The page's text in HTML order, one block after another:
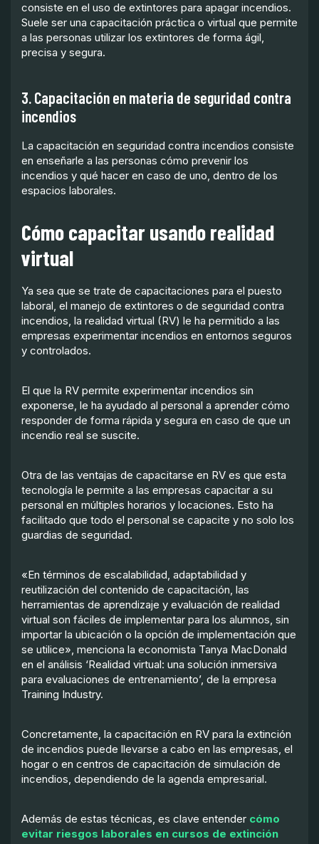
consiste en el uso de extintores para apagar incendios.
Suele ser una capacitación práctica o virtual que permite
a las personas utilizar los extintores de forma ágil,
precisa y segura.
3. Capacitación en materia de seguridad contra
incendios
La capacitación en seguridad contra incendios consiste
en enseñarle a las personas cómo prevenir los
incendios y qué hacer en caso de uno, dentro de los
espacios laborales.
Cómo capacitar usando realidad
virtual
Ya sea que se trate de capacitaciones para el puesto
laboral, el manejo de extintores o de seguridad contra
incendios, la realidad virtual (RV) le ha permitido a las
empresas experimentar incendios en entornos seguros
y controlados.
El que la RV permite experimentar incendios sin
exponerse, le ha ayudado al personal a aprender cómo
responder de forma rápida y segura en caso de que un
incendio real se suscite.
Otra de las ventajas de capacitarse en RV es que esta
tecnología le permite a las empresas capacitar a su
personal en múltiples horarios y locaciones. Esto ha
facilitado que todo el personal se capacite y no solo los
guardias de seguridad.
«En términos de escalabilidad, adaptabilidad y
reutilización del contenido de capacitación, las
herramientas de aprendizaje y evaluación de realidad
virtual son fáciles de implementar para los alumnos, sin
importar la ubicación o la opción de implementación que
se utilice», menciona la economista Tanya MacDonald
en el análisis ‘Realidad virtual: una solución inmersiva
para evaluaciones de entrenamiento’, de la empresa
Training Industry.
Concretamente, la capacitación en RV para la extinción
de incendios puede llevarse a cabo en las empresas, el
hogar o en centros de capacitación de simulación de
incendios, dependiendo de la agenda empresarial.
Además de estas técnicas, es clave entender cómo
evitar riesgos laborales en cursos de extinción